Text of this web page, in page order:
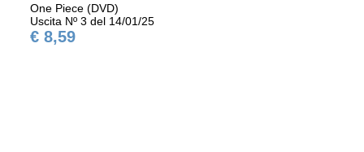
One Piece (DVD)
Uscita Nº 3 del 14/01/25
€ 8,59